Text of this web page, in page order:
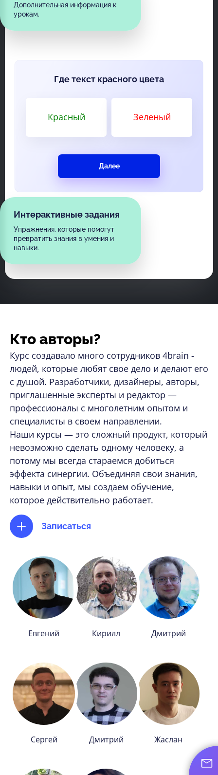
Дополнительная информация к
урокам.
Где текст красного цвета
Красный Зеленый
Далее
Интерактивные задания
Упражнения, которые помогут
превратить знания в умения и
навыки.
Кто авторы?
Курс создавало много сотрудников 4brain -
людей, которые любят свое дело и делают его
с душой. Разработчики, дизайнеры, авторы,
приглашенные эксперты и редактор —
профессионалы с многолетним опытом и
специалисты в своем направлении.
Наши курсы — это сложный продукт, который
невозможно сделать одному человеку, а
потому мы всегда стараемся добиться
эффекта синергии. Объединяя свои знания,
навыки и опыт, мы создаем обучение,
которое действительно работает.
Записаться
Евгений Кирилл Дмитрий
Сергей Дмитрий Жаслан